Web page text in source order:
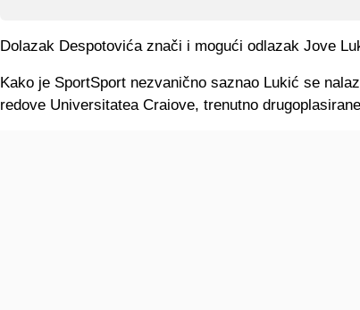
Dolazak Despotovića znači i mogući odlazak Jove
Kako je SportSport nezvanično saznao Lukić se
redove Universitatea Craiove, trenutno